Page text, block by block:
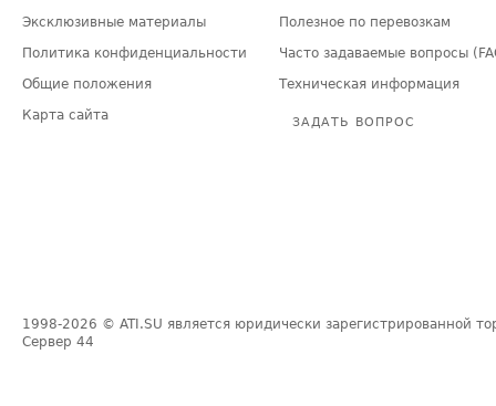
Эксклюзивные материалы
Политика конфиденциальности
Общие положения
Карта сайта
Полезное по перевозкам
Часто задаваемые вопросы
Техническая информация
ЗАДАТЬ ВОПРОС
1998-2026 © ATI.SU является юридически зарегистрированной
Сервер 44